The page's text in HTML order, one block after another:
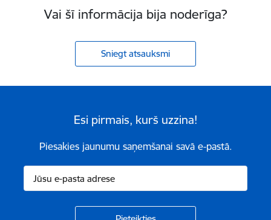
Vai šī informācija bija noderīga?
Sniegt atsauksmi
Esi pirmais, kurš uzzina!
Piesakies jaunumu saņemšanai savā e-pastā.